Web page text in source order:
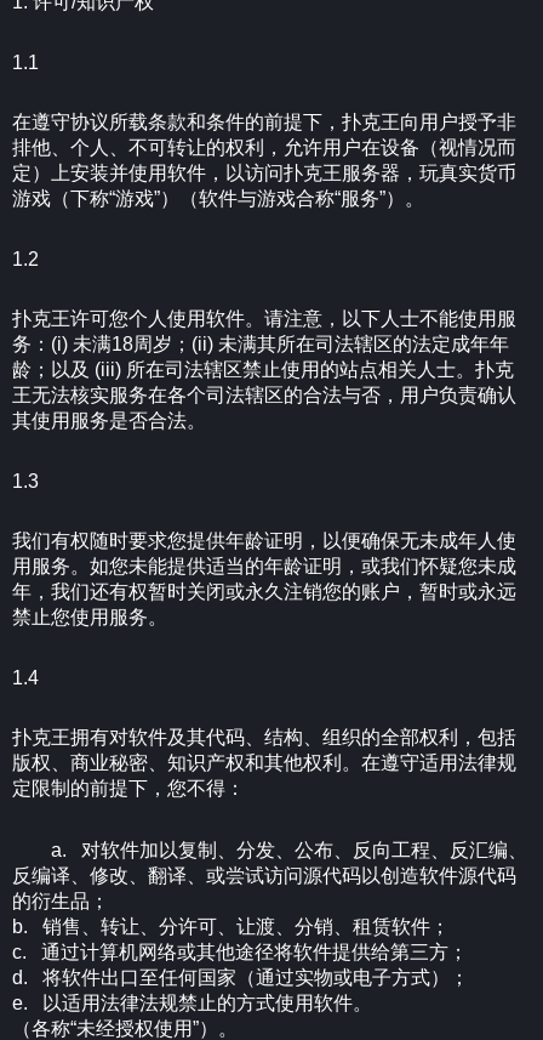
1.1
在遵守协议所载条款和条件的前提下，扑克王向用户授予非
排他、个人、不可转让的权利，允许用户在设备（视情况而
定）上安装并使用软件，以访问扑克王服务器，玩真实货币
游戏（下称“游戏”）（软件与游戏合称“服务”）。
1.2
扑克王许可您个人使用软件。请注意，以下人士不能使用服
务：(i) 未满18周岁；(ii) 未满其所在司法辖区的法定成年年
龄；以及 (iii) 所在司法辖区禁止使用的站点相关人士。扑克
王无法核实服务在各个司法辖区的合法与否，用户负责确认
其使用服务是否合法。
1.3
我们有权随时要求您提供年龄证明，以便确保无未成年人使
用服务。如您未能提供适当的年龄证明，或我们怀疑您未成
年，我们还有权暂时关闭或永久注销您的账户，暂时或永远
禁止您使用服务。
1.4
扑克王拥有对软件及其代码、结构、组织的全部权利，包括
版权、商业秘密、知识产权和其他权利。在遵守适用法律规
定限制的前提下，您不得：
a. 对软件加以复制、分发、公布、反向工程、反汇编、
反编译、修改、翻译、或尝试访问源代码以创造软件源代码
的衍生品；
b. 销售、转让、分许可、让渡、分销、租赁软件；
c. 通过计算机网络或其他途径将软件提供给第三方；
d. 将软件出口至任何国家（通过实物或电子方式）；
e. 以适用法律法规禁止的方式使用软件。
（各称“未经授权使用”）。